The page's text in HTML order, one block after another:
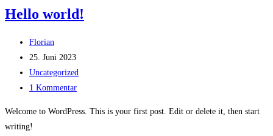
Hello world!
Beitrags-
Autor:
Florian
Beitrag
veröffentlicht:
25. Juni 2023
Beitrags-
Kategorie:
Uncategorized
Beitrags-
1 Kommentar
Welcome to WordPress. This is your first post. Edit or delete it, then start
writing!